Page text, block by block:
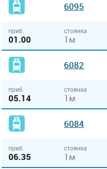
6095
приб.
01.00
стоянка
1м
6082
приб.
05.14
стоянка
1м
6084
приб.
06.35
стоянка
1м